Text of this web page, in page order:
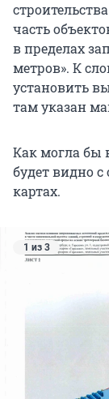
часть
в пределах
метров». К
установить
там указан
Как могла бы
будет видно
картах.
1 из 3